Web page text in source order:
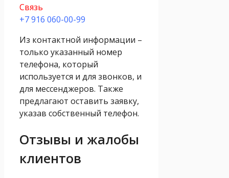
Связь
+7 916 060-00-99
Из контактной информации –
только указанный номер
телефона, который
используется и для звонков, и
для мессенджеров. Также
предлагают оставить заявку,
указав собственный телефон.
Отзывы и жалобы
клиентов